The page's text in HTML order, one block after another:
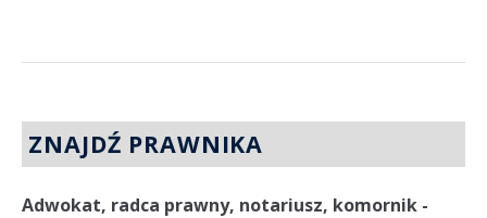
ZNAJDŹ PRAWNIKA
Adwokat, radca prawny, notariusz, komornik -